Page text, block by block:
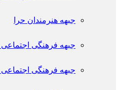
جبهه هنرمندان حرا
جبهه فرهنگی
جبهه فرهنگی